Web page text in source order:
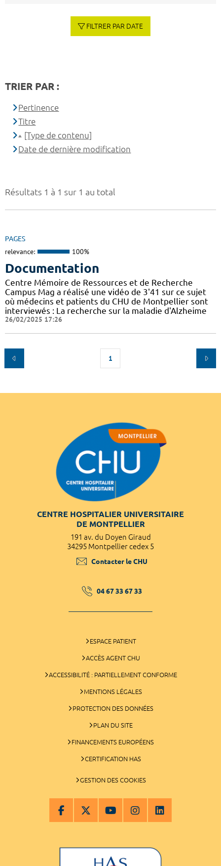
Résultats 1 à 1 sur 1 au total
PAGES
relevance: 100%
Documentation
Centre Mémoire de Ressources et de Recherche
Campus Mag a réalisé une vidéo de 3'41 sur ce sujet
où médecins et patients du CHU de Montpellier sont
interviewés : La recherche sur la maladie d'Alzheime
26/02/2025 17:26
1
FILTRER PAR DATE
TRIER PAR :
Pertinence
Titre
[Type de contenu]
Date de dernière modification
CENTRE HOSPITALIER UNIVERSITAIRE
DE MONTPELLIER
191 av. du Doyen Giraud
34295 Montpellier cedex 5
Contacter le CHU
04 67 33 67 33
ESPACE PATIENT
ACCÈS AGENT CHU
ACCESSIBILITÉ : PARTIELLEMENT CONFORME
MENTIONS LÉGALES
PROTECTION DES DONNÉES
PLAN DU SITE
FINANCEMENTS EUROPÉENS
CERTIFICATION HAS
GESTION DES COOKIES